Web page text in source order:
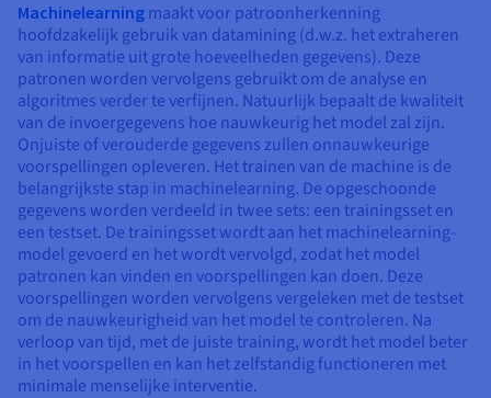
Machinelearning maakt voor patroonherkenning
hoofdzakelijk gebruik van datamining (d.w.z. het extraheren
van informatie uit grote hoeveelheden gegevens). Deze
patronen worden vervolgens gebruikt om de analyse en
algoritmes verder te verfijnen. Natuurlijk bepaalt de kwaliteit
van de invoergegevens hoe nauwkeurig het model zal zijn.
Onjuiste of verouderde gegevens zullen onnauwkeurige
voorspellingen opleveren. Het trainen van de machine is de
belangrijkste stap in machinelearning. De opgeschoonde
gegevens worden verdeeld in twee sets: een trainingsset en
een testset. De trainingsset wordt aan het machinelearning-
model gevoerd en het wordt vervolgd, zodat het model
patronen kan vinden en voorspellingen kan doen. Deze
voorspellingen worden vervolgens vergeleken met de testset
om de nauwkeurigheid van het model te controleren. Na
verloop van tijd, met de juiste training, wordt het model beter
in het voorspellen en kan het zelfstandig functioneren met
minimale menselijke interventie.